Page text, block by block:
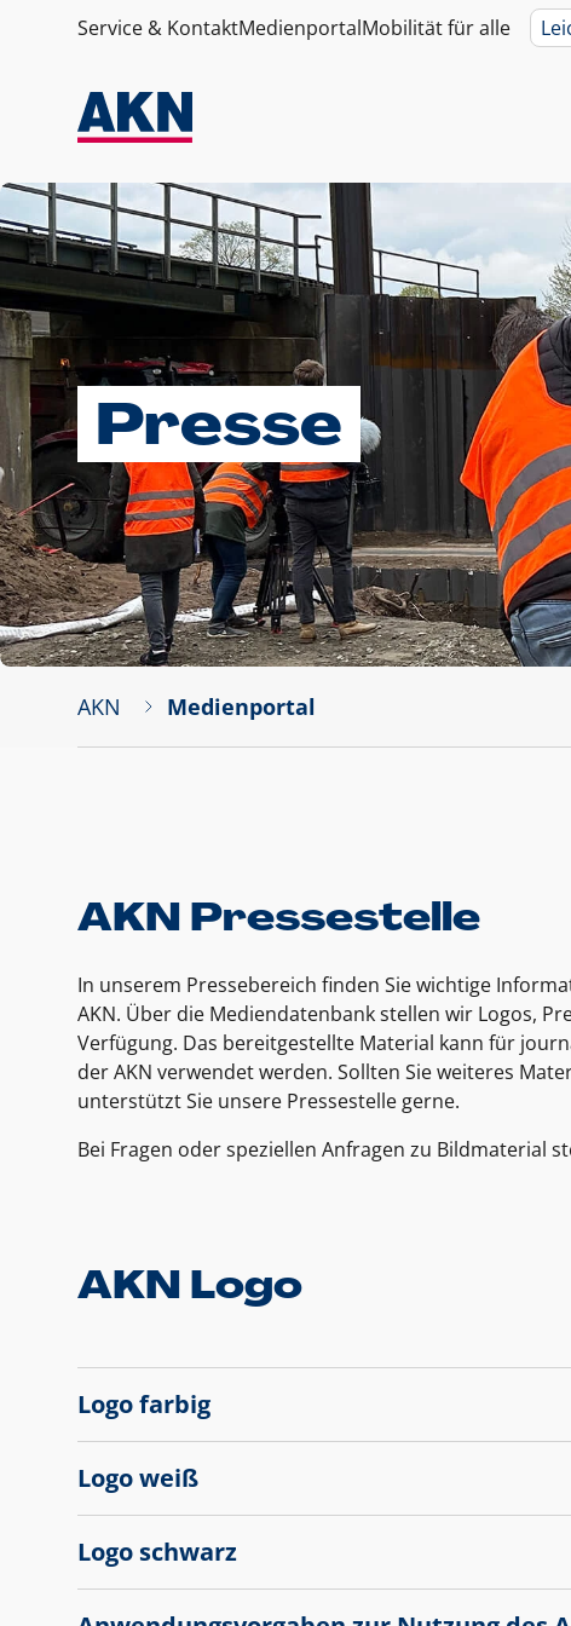
Service & KontaktMedienportalMobilität für alle
Presse
AKN Medienportal
AKN Pressestelle
In unserem Pressebereich finden Sie wichtige
AKN. Über die Mediendatenbank stellen wir Logos,
Verfügung. Das bereitgestellte Material kann für
der AKN verwendet werden. Sollten Sie weiteres
unterstützt Sie unsere Pressestelle gerne.
Bei Fragen oder speziellen Anfragen zu Bildmaterial
AKN Logo
Logo farbig
Logo weiß
Logo schwarz